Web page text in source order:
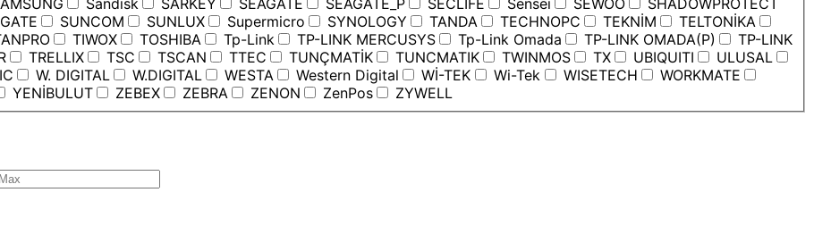
Sandisk SARKEY SEAGATE SEAGATE_P SECLIFE Sensei SEWOO
SHADOWPROTECT
SUNCOM SUNLUX Supermicro SYNOLOGY TANDA TECHNOPC TEKNİM
TELTONİKA
TIWOX TOSHIBA Tp-Link TP-LINK MERCUSYS Tp-Link Omada TP-LINK OMADA(P)
TP-LINK
TRELLIX TSC TSCAN TTEC TUNÇMATİK TUNCMATIK TWINMOS TX UBIQUITI
ULUSAL
W. DIGITAL W.DIGITAL WESTA Western Digital Wİ-TEK Wi-Tek WISETECH
WORKMATE
YENİBULUT ZEBEX ZEBRA ZENON ZenPos ZYWELL